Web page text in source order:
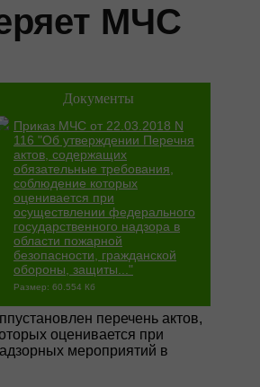
МЧС
Документы
Приказ МЧС от 22.03.2018 N
116 "Об утверждении Перечня
актов, содержащих
обязательные требования,
соблюдение которых
оценивается при
осуществлении федерального
государственного надзора в
области пожарной
безопасности, гражданской
обороны, защиты..."
Размер: 60.554 Кб
установлен перечень актов,
оценивается при
мероприятий в